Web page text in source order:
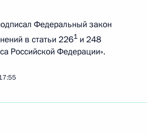
Федеральный закон
в статьи 2261 и 248
Российской Федерации».